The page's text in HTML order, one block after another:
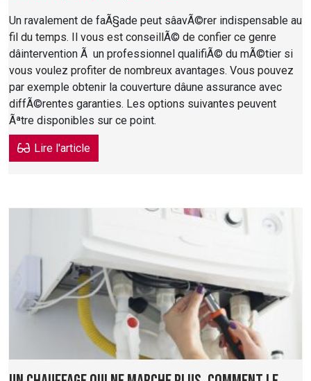
Un ravalement de faÃ§ade peut sâavÃ©rer indispensable au
fil du temps. Il vous est conseillÃ© de confier ce genre
dâintervention Ã un professionnel qualifiÃ© du mÃ©tier si
vous voulez profiter de nombreux avantages. Vous pouvez
par exemple obtenir la couverture dâune assurance avec
diffÃ©rentes garanties. Les options suivantes peuvent
Ãªtre disponibles sur ce point.
Lire l'article